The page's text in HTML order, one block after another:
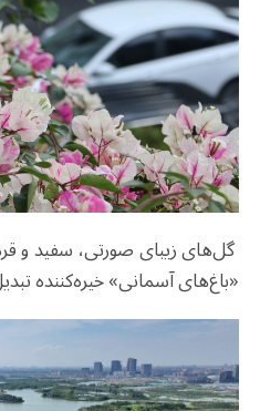
گل‌های زیبای صورتی، سفید و
«باغ‌های آسمانی» خیره‌کننده